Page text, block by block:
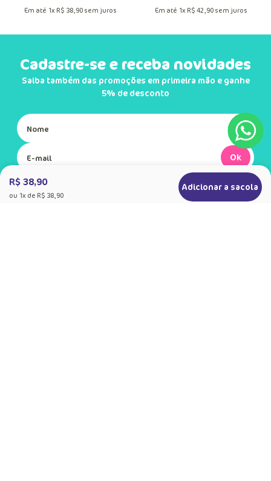
Em até 1x R$ 38, 90sem juros Em até 1x R$ 42 90sem juros
R$ 38,90
ou 1x de R$ 38,90
Adicionar a sacola
Cadastre-se e receba novidades
Saiba também das promoções em primeira mão e ganhe
5% de desconto
Ok
Ao se cadastrar, você concorda com a nossa